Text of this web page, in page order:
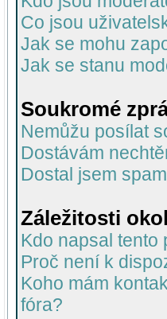
Co jsou
Jak se mohu
Jak se stanu
Soukromé
Nemůžu posílat
Dostávám
Dostal jsem
Záležitosti
Kdo napsal tento
Proč není k
Koho mám
fóra?